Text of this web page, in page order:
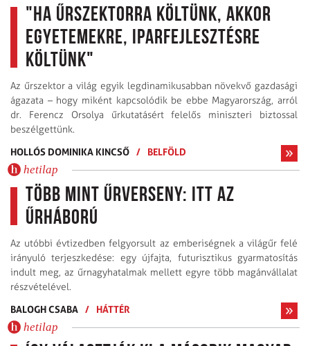
"Ha űrszektorra költünk, akkor
egyetemekre, iparfejlesztésre
költünk"
Az űrszektor a világ egyik legdinamikusabban növekvő gazdasági
ágazata – hogy miként kapcsolódik be ebbe Magyarország, arról
dr. Ferencz Orsolya űrkutatásért felelős miniszteri biztossal
beszélgettünk.
HOLLÓS DOMINIKA KINCSŐ / BELFÖLD
hetilap
Több mint űrverseny: itt az
űrháború
Az utóbbi évtizedben felgyorsult az emberiségnek a világűr felé
irányuló terjeszkedése: egy újfajta, futurisztikus gyarmatosítás
indult meg, az űrnagyhatalmak mellett egyre több magán­vállalat
részvételével.
BALOGH CSABA / HÁTTÉR
hetilap